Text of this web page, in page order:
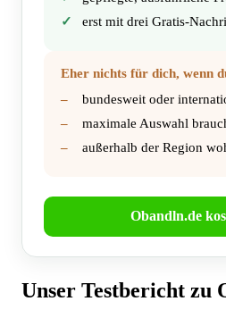
erst mit drei Gratis-
Eher nichts für dich, wenn
bundesweit oder
maximale Auswahl
außerhalb der Region
Obandln.de
Unser Testbericht zu